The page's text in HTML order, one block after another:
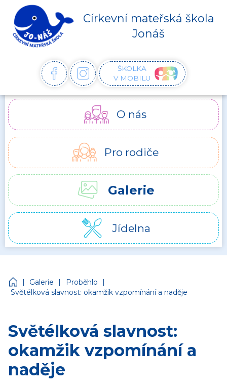
Církevní mateřská škola
Jonáš
FACEBOOKINSTAGRAM
ŠKOLKA
V MOBILU
O nás
Pro rodiče
Galerie
Jídelna
Církevní mateřská škola Jonáš
| Galerie | Proběhlo
|
Světélková slavnost: okamžik vzpomínání a naděje
Světélková slavnost:
okamžik vzpomínání a
naděje